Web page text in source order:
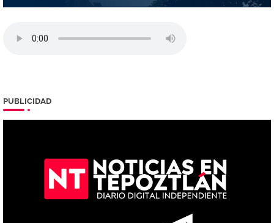
PUBLICIDAD